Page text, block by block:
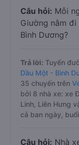
Câu hỏi: Mỗi
Giường nằm đi
Bình Dương?
Trả lời: Tuyến
Dầu Một - Bình
35 chuyến trên
bởi 8 nhà xe: xe
Linh, Liên Hưng
cả ban ngày,
Câu hỏi: Nhà